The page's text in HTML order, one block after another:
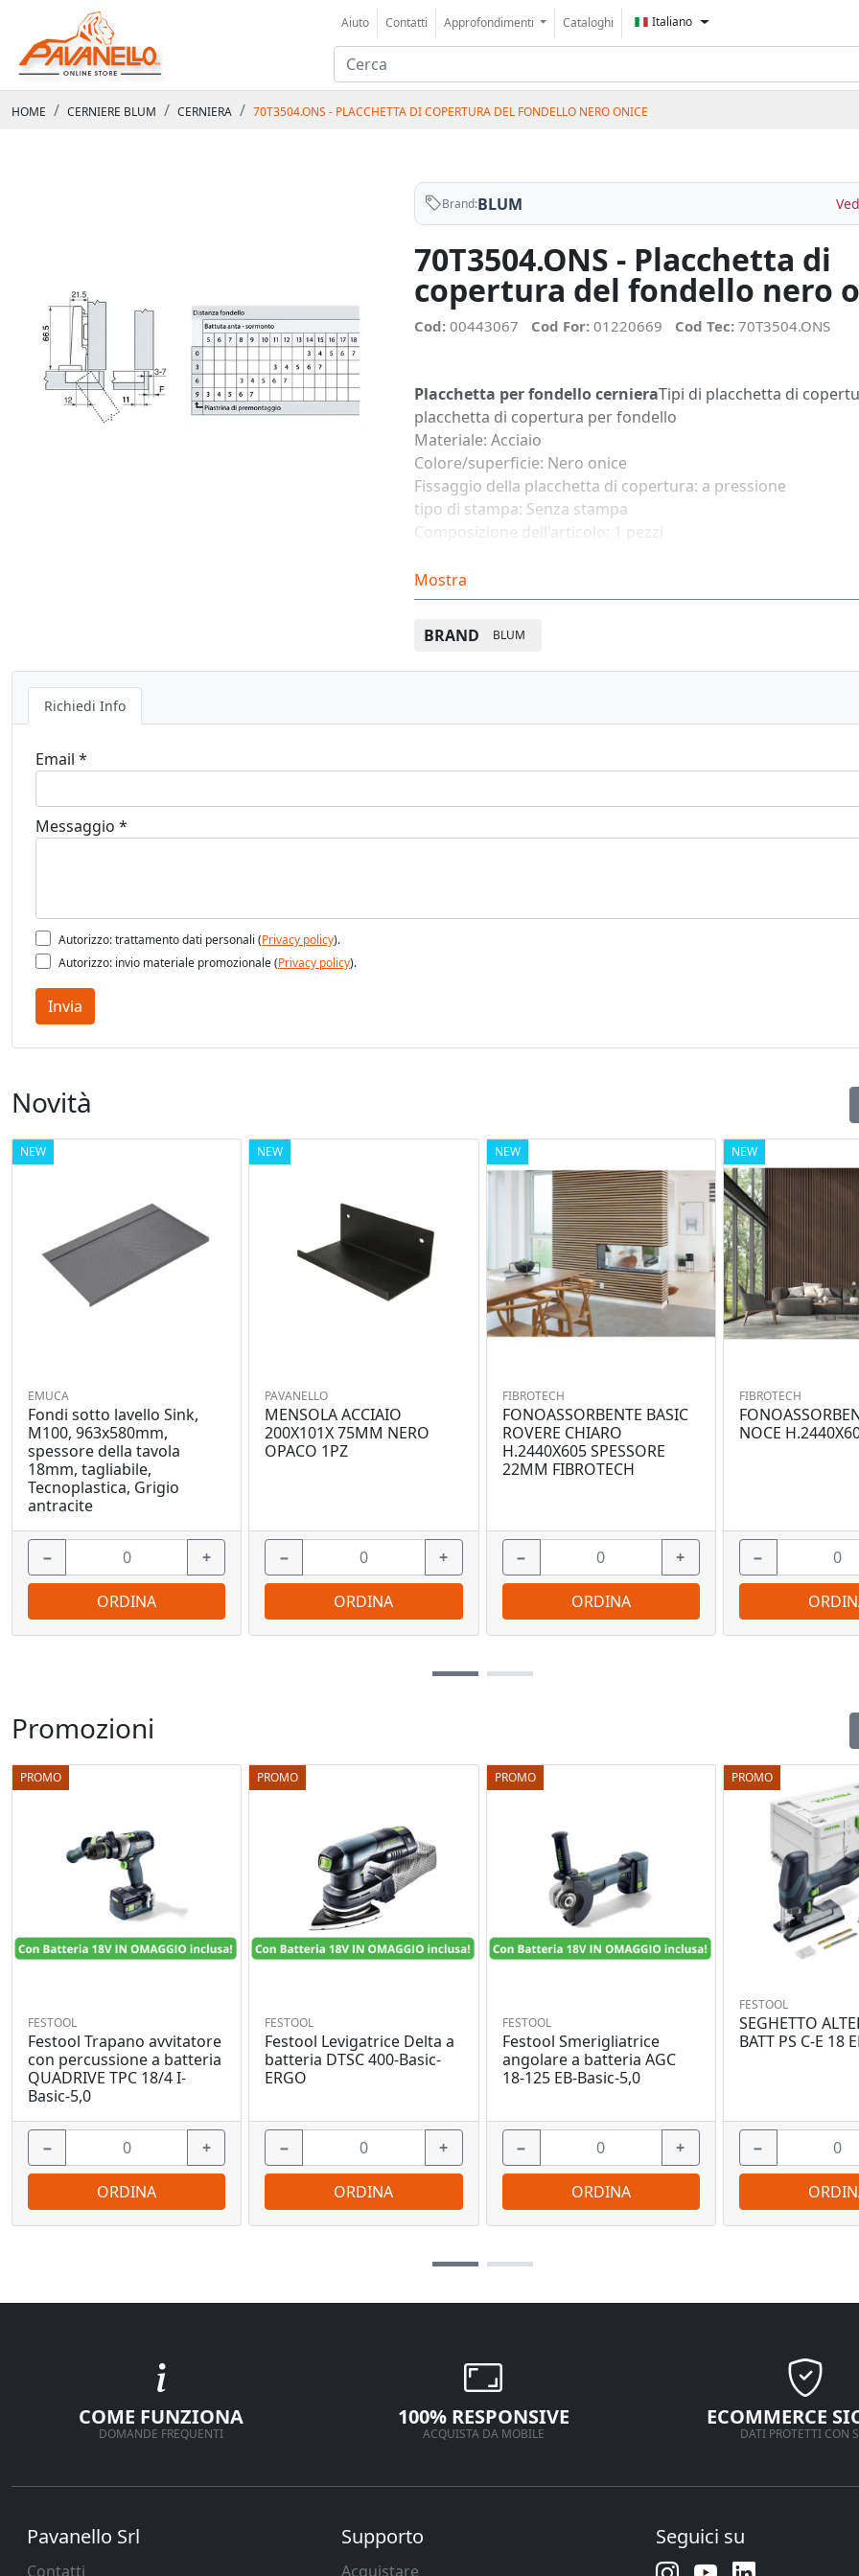
Aiuto Contatti Approfondimenti Cataloghi Italiano
HOME CERNIERE BLUM CERNIERA 70T3504.ONS - PLACCHETTA DI COPERTURA DEL FONDELLO NERO ONICE
Brand:BLUM
70T3504.ONS - Placchetta di
copertura del fondello nero
Cod: 00443067 Cod For: 01220669 Cod Tec: 70T3504.ONS
Placchetta per fondello cernieraTipi di placchetta di
placchetta di copertura per fondello
Materiale: Acciaio
Colore/superficie: Nero onice
Fissaggio della placchetta di copertura: a pressione
tipo di stampa: Senza stampa
Composizione dell'articolo: 1 pezzi
Vedi pagina catalogo
Mostra
BRAND BLUM
Richiedi Info
Email *
Messaggio *
Autorizzo: trattamento dati personali (Privacy policy).
Autorizzo: invio materiale promozionale (Privacy policy).
Invia
Promozioni
PROMO
FESTOOL
Festool Trapano avvitatore
con percussione a batteria
QUADRIVE TPC 18/4 I-
Basic-5,0
− +
ORDINA
PROMO
FESTOOL
Festool Levigatrice Delta a
batteria DTSC 400-Basic-
ERGO
− +
ORDINA
PROMO
FESTOOL
Festool Smerigliatrice
angolare a batteria AGC
18-125 EB-Basic-5,0
− +
ORDINA
PROMO
FESTOOL
SEGHETTO
BATT PS C-E 18
−
Novità
NEW
EMUCA
Fondi sotto lavello Sink,
M100, 963x580mm,
spessore della tavola
18mm, tagliabile,
Tecnoplastica, Grigio
antracite
− +
ORDINA
NEW
PAVANELLO
MENSOLA ACCIAIO
200X101X 75MM NERO
OPACO 1PZ
− +
ORDINA
NEW
FIBROTECH
FONOASSORBENTE BASIC
ROVERE CHIARO
H.2440X605 SPESSORE
22MM FIBROTECH
− +
ORDINA
NEW
FIBROTECH
NOCE
−
COME FUNZIONA
DOMANDE FREQUENTI
100% RESPONSIVE
ACQUISTA DA MOBILE
ECOMMERCE
DATI PROTETTI CON
Pavanello Srl
Contatti
Supporto
Acquistare
Seguici su